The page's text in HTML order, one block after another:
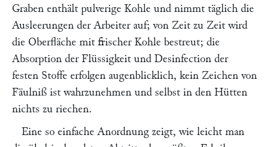
Graben enthält pulverige Kohle und nimmt täglich die
Ausleerungen der Arbeiter auf; von Zeit zu Zeit wird
die Oberfläche mit frischer Kohle bestreut; die
Absorption der Flüssigkeit und Desinfection der
festen Stoffe erfolgen augenblicklich, kein Zeichen von
Fäulniß ist wahrzunehmen und selbst in den Hütten
nichts zu riechen.
Eine so einfache Anordnung zeigt, wie leicht man